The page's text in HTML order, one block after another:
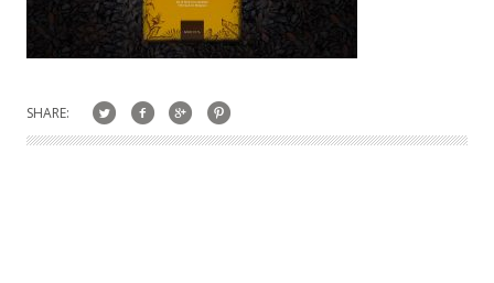
SHARE: